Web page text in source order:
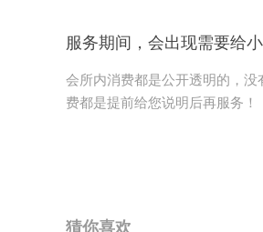
服务期间，会出现需要给
会所内消费都是公开透明的，没
费都是提前给您说明后再服务！
猜你喜欢